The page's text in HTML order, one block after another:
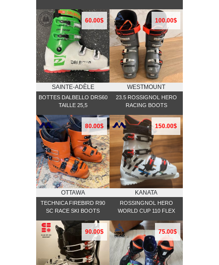
60.00$
SAINTE-ADÈLE
BOTTES DALBELLO DRS60
TAILLE 25,5
100.00$
WESTMOUNT
23.5 ROSSIGNOL HERO
RACING BOOTS
80.00$
OTTAWA
TECHNICA FIREBIRD R90
SC RACE SKI BOOTS
150.00$
KANATA
ROSSINGNOL HERO
WORLD CUP 110 FLEX
90.00$ 75.00$